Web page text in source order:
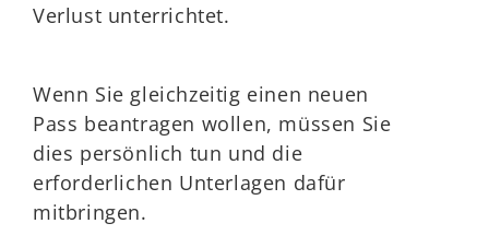
Verlust unterrichtet.
Wenn Sie gleichzeitig einen neuen
Pass beantragen wollen, müssen Sie
dies persönlich tun und die
erforderlichen Unterlagen dafür
mitbringen.